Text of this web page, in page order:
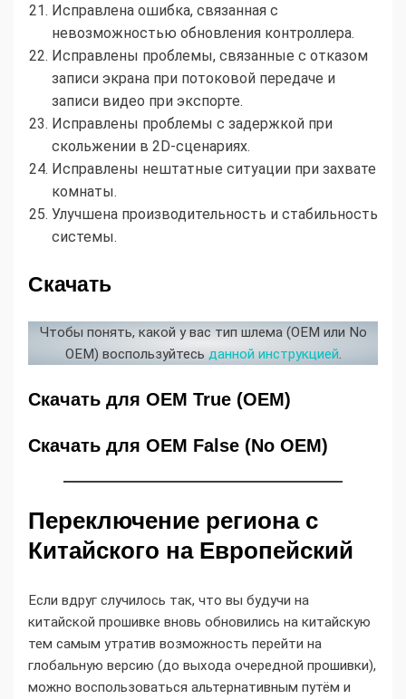
Исправлена ошибка, связанная с
невозможностью обновления контроллера.
Исправлены проблемы, связанные с отказом
записи экрана при потоковой передаче и
записи видео при экспорте.
Исправлены проблемы с задержкой при
скольжении в 2D-сценариях.
Исправлены нештатные ситуации при захвате
комнаты.
Улучшена производительность и стабильность
системы.
Скачать
Чтобы понять, какой у вас тип шлема (OEM или No
OEM) воспользуйтесь данной инструкцией.
Скачать для OEM True (OEM)
Скачать для OEM False (No OEM)
Переключение региона с
Китайского на Европейский
Если вдруг случилось так, что вы будучи на
китайской прошивке вновь обновились на китайскую
тем самым утратив возможность перейти на
глобальную версию (до выхода очередной прошивки),
можно воспользоваться альтернативным путём и